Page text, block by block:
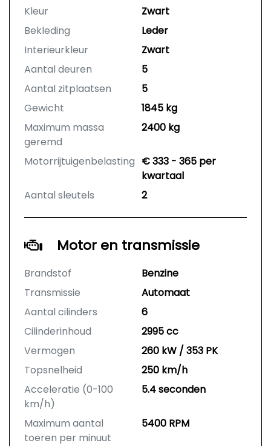
Kleur
Zwart
Bekleding
Leder
Interieurkleur
Zwart
Aantal deuren
5
Aantal zitplaatsen
5
Gewicht
1845 kg
Maximum massa
geremd
2400 kg
Motorrijtuigenbelasting € 333 - 365 per
kwartaal
Aantal sleutels
2
Motor en transmissie
Brandstof
Benzine
Transmissie
Automaat
Aantal cilinders
6
Cilinderinhoud
2995 cc
Vermogen
260 kW / 353 PK
Topsnelheid
250 km/h
Acceleratie (0-100
km/h)
5.4 seconden
Maximum aantal
toeren per minuut
5400 RPM